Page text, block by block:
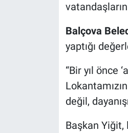
Balçova
yaptığı
“Bir yıl önce
değil,
Başkan Yiğit,